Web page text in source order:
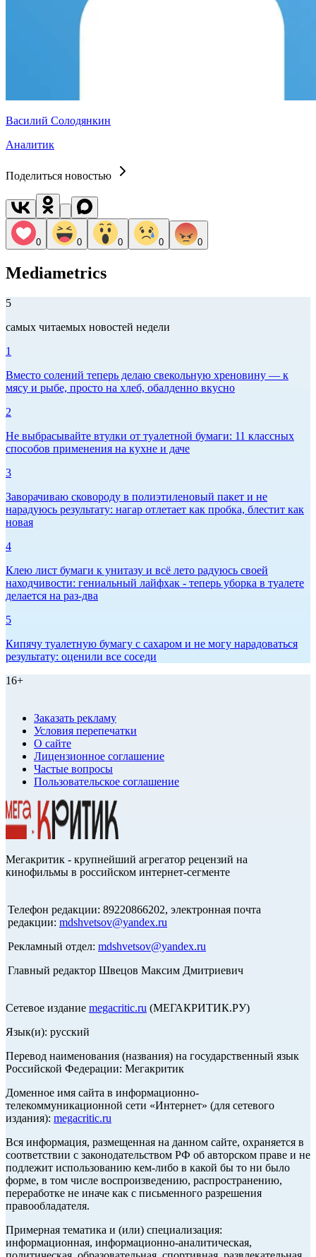
Василий Солодянкин
Аналитик
Поделиться новостью
0 0 0 0 0
Mediametrics
5
самых читаемых новостей недели
1
Вместо солений теперь делаю свекольную хреновину — к
мясу и рыбе, просто на хлеб, обалденно вкусно
2
Не выбрасывайте втулки от туалетной бумаги: 11 классных
способов применения на кухне и даче
3
Заворачиваю сковороду в полиэтиленовый пакет и не
нарадуюсь результату: нагар отлетает как пробка, блестит как
новая
4
Клею лист бумаги к унитазу и всё лето радуюсь своей
находчивости: гениальный лайфхак - теперь уборка в туалете
делается на раз-два
5
Кипячу туалетную бумагу с сахаром и не могу нарадоваться
результату: оценили все соседи
16+
Заказать рекламу
Условия перепечатки
О сайте
Лицензионное соглашение
Частые вопросы
Пользовательское соглашение
Мегакритик - крупнейший агрегатор рецензий на
кинофильмы в российском интернет-сегменте
Телефон редакции: 89220866202, электронная почта
редакции: mdshvetsov@yandex.ru
Рекламный отдел: mdshvetsov@yandex.ru
Главный редактор Швецов Максим Дмитриевич
Сетевое издание megacritic.ru (МЕГАКРИТИК.РУ)
Язык(и): русский
Перевод наименования (названия) на государственный язык
Российской Федерации: Мегакритик
Доменное имя сайта в информационно-
телекоммуникационной сети «Интернет» (для сетевого
издания): megacritic.ru
Вся информация, размещенная на данном сайте, охраняется в
соответствии с законодательством РФ об авторском праве и не
подлежит использованию кем-либо в какой бы то ни было
форме, в том числе воспроизведению, распространению,
переработке не иначе как с письменного разрешения
правообладателя.
Примерная тематика и (или) специализация:
информационная, информационно-аналитическая,